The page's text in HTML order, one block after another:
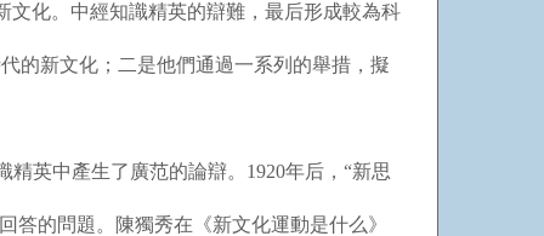
文化。中經知識精英的辯難，最后形成較為科
新文化；二是他們通過一系列的舉措，擬
英中產生了廣范的論辯。1920年后，“新思
的問題。陳獨秀在《新文化運動是什么》